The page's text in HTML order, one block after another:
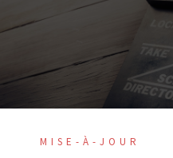
MISE-À-JOUR